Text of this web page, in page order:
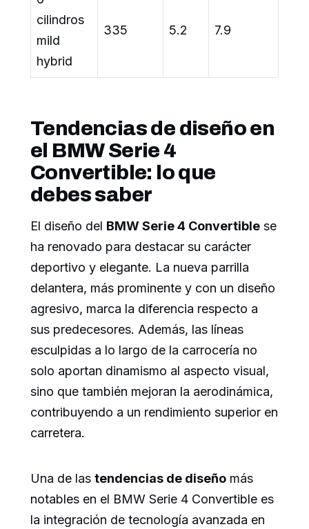
cilindros
mild
hybrid
335 5.2 7.9
Tendencias de diseño en
el BMW Serie 4
Convertible: lo que
debes saber
El diseño del BMW Serie 4 Convertible se
ha renovado para destacar su carácter
deportivo y elegante. La nueva parrilla
delantera, más prominente y con un diseño
agresivo, marca la diferencia respecto a
sus predecesores. Además, las líneas
esculpidas a lo largo de la carrocería no
solo aportan dinamismo al aspecto visual,
sino que también mejoran la aerodinámica,
contribuyendo a un rendimiento superior en
carretera.
Una de las tendencias de diseño más
notables en el BMW Serie 4 Convertible es
la integración de tecnología avanzada en